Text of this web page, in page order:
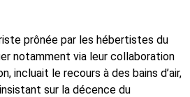
prônée par les hébertistes du
notamment via leur collaboration
incluait le recours à des bains d’air,
sur la décence du